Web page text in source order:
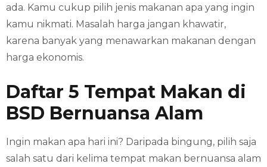
ada. Kamu cukup pilih jenis makanan apa yang ingin
kamu nikmati. Masalah harga jangan khawatir,
karena banyak yang menawarkan makanan dengan
harga ekonomis.
Daftar 5 Tempat Makan di
BSD Bernuansa Alam
Ingin makan apa hari ini? Daripada bingung, pilih saja
salah satu dari kelima tempat makan bernuansa alam